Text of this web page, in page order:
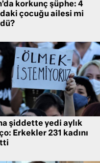
korkunç şüphe: 4
çocuğu ailesi mi
şiddette yedi aylık
Erkekler 231 kadını